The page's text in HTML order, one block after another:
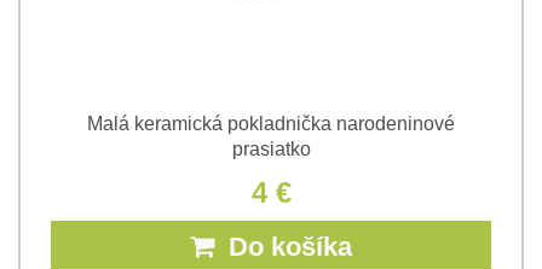
Malá keramická pokladnička narodeninové
prasiatko
4 €
Do košíka